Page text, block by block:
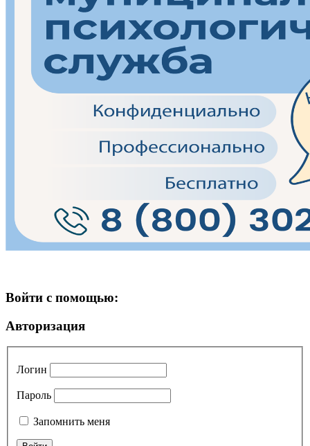
Войти с помощью:
Авторизация
Логин
Пароль
Запомнить меня